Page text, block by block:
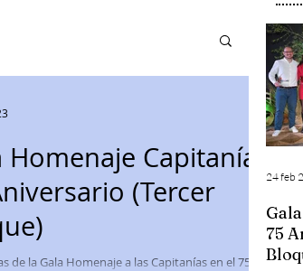
Homenaje Capitanías
(Tercer
de la Gala Homenaje a las Capitanías en el 75
75
24 feb